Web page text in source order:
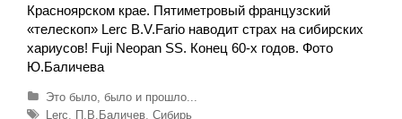
Красноярском крае. Пятиметровый французский
«телескоп» Lerc B.V.Fario наводит страх на сибирских
хариусов! Fuji Neopan SS. Конец 60-х годов. Фото
Ю.Баличева
Р
у
Это было, было и прошло...
М
Lerc П.В.Баличев, Сибирь